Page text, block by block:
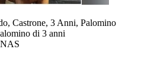
Castrone, 3 Anni, Palomino
di 3 anni